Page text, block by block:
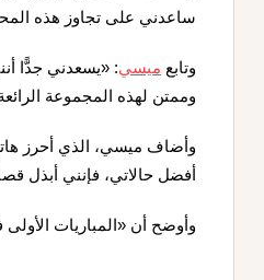
ساعدني على تجاوز هذه
وتابع ميسي: «يسعدني جدًّا
وممتن لهذه المجموعة
وأضاف ميسي، الذي أحرز
أفضل حالاتي، فإنني أبذل
وأوضح أن «المباريات